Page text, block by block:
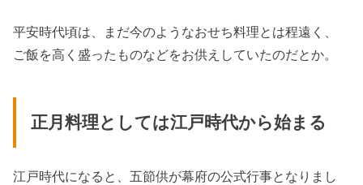
平安時代頃は、まだ今のようなおせち料理とは程遠く、
ご飯を高く盛ったものなどをお供えしていたのだとか。
正月料理としては江戸時代から始まる
江戸時代になると、五節供が幕府の公式行事となりまし